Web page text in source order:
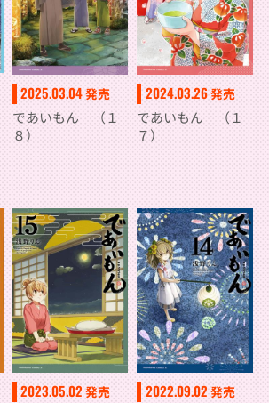
2025.03.04発売
であいもん （１
８）
2024.03.26発売
であいもん （１
７）
2023.05.02 発売 2022.09.02 発売